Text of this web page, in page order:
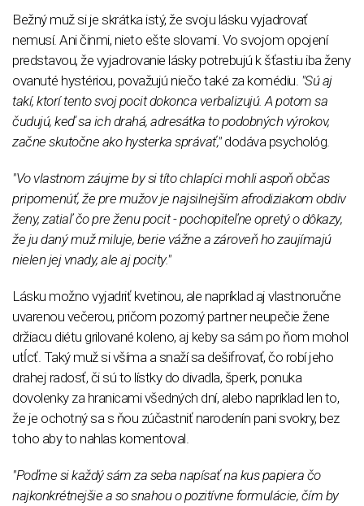
Bežný muž si je skrátka istý, že svoju lásku vyjadrovať
nemusí. Ani činmi, nieto ešte slovami. Vo svojom opojení
predstavou, že vyjadrovanie lásky potrebujú k šťastiu iba ženy
ovanuté hystériou, považujú niečo také za komédiu. "Sú aj
takí, ktorí tento svoj pocit dokonca verbalizujú. A potom sa
čudujú, keď sa ich drahá, adresátka to podobných výrokov,
začne skutočne ako hysterka správať,"dodáva psychológ.
"Vo vlastnom záujme by si títo chlapíci mohli aspoň občas
pripomenúť, že pre mužov je najsilnejším afrodiziakom obdiv
ženy, zatiaľ čo pre ženu pocit - pochopiteľne opretý o dôkazy,
že ju daný muž miluje, berie vážne a zároveň ho zaujímajú
nielen jej vnady, ale aj pocity."
Lásku možno vyjadriť kvetinou, ale napríklad aj vlastnoručne
uvarenou večerou, pričom pozorný partner neupečie žene
držiacu diétu grilované koleno, aj keby sa sám po ňom mohol
utĺcť. Taký muž si všíma a snaží sa dešifrovať, čo robí jeho
drahej radosť, či sú to lístky do divadla, šperk, ponuka
dovolenky za hranicami všedných dní, alebo napríklad len to,
že je ochotný sa s ňou zúčastniť narodenín pani svokry, bez
toho aby to nahlas komentoval.
"Poďme si každý sám za seba napísať na kus papiera čo
najkonkrétnejšie a so snahou o pozitívne formulácie, čím by